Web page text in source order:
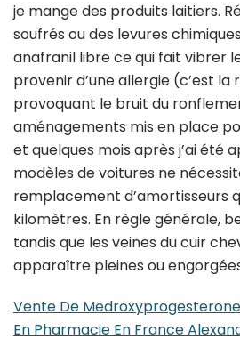
je mange des produits laitiers.
soufrés ou des levures
anafranil libre ce qui fait vibrer
provenir d’une allergie (c’est la
provoquant le bruit du
aménagements mis en place
et quelques mois après j’ai été
modèles de voitures ne
remplacement d’amortisseurs
kilomètres. En règle générale,
tandis que les veines du cuir
apparaître pleines ou
Vente De
En Pharmacie En France